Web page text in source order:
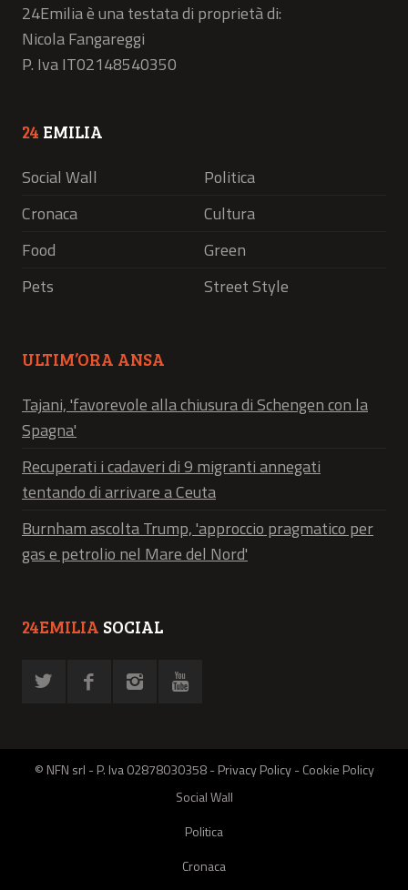
24Emilia è una testata di proprietà di:
Nicola Fangareggi
P. Iva IT02148540350
24 EMILIA
Social Wall
Politica
Cronaca
Cultura
Food
Green
Pets
Street Style
ULTIM’ORA ANSA
Tajani, 'favorevole alla chiusura di Schengen con la
Spagna'
Recuperati i cadaveri di 9 migranti annegati
tentando di arrivare a Ceuta
Burnham ascolta Trump, 'approccio pragmatico per
gas e petrolio nel Mare del Nord'
24EMILIA SOCIAL
© NFN srl - P. Iva 02878030358 -Privacy Policy-Cookie Policy
Social Wall
Politica
Cronaca